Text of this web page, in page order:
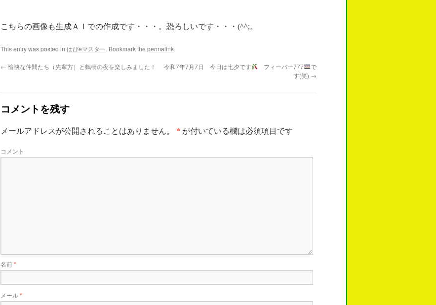
こちらの画像も生成ＡＩでの作成です・・・。恐ろしいです・・・(^^;。
This entry was posted in はぴeマスター. Bookmark the permalink.
← 愉快な仲間たち（先輩方）と鶴橋の夜を楽しみました！ 令和7年7月7日 今日は七夕です フィーバー777
で
す(笑) →
コメントを残す
メールアドレスが公開されることはありません。 * が付いている欄は必須項目です
コメント
名前*
メール*